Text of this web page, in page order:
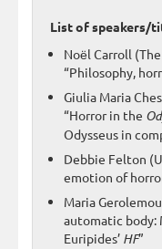
List of speakers/
Noёl Carroll
“Philosophy,
Giulia Maria
“Horror in the
Odysseus in
Debbie Felton
emotion of
Maria
automatic body:
Euripides’ HF”